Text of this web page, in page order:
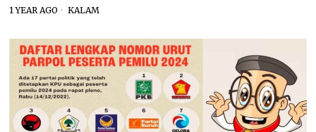
1 YEAR AGO KALAM